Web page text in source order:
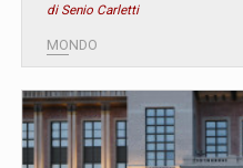
di Senio Carletti
MONDO